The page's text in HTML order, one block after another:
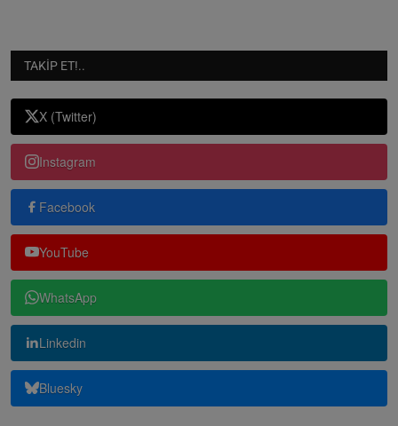
TAKIP ET!..
X (Twitter)
Instagram
Facebook
YouTube
WhatsApp
Linkedin
Bluesky